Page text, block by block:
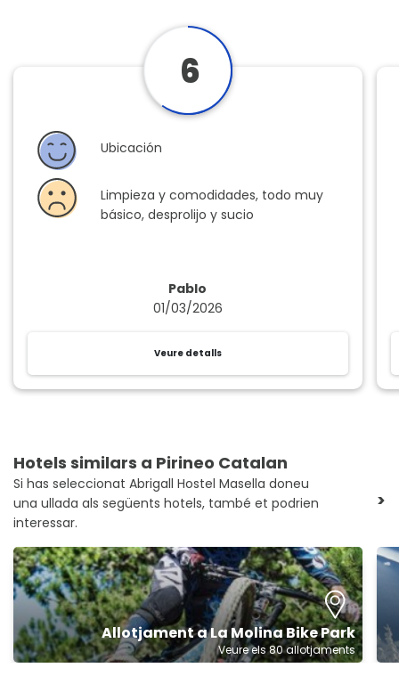
6
Pablo
01/03/2026
Ubicación
Limpieza y comodidades, todo muy
básico, desprolijo y sucio
Veure detalls
Hotels similars a Pirineo Catalan
Si has seleccionat Abrigall Hostel Masella doneu
una ullada als següents hotels, també et podrien
interessar.
>
Allotjament a La Molina Bike Park
Veure els 80 allotjaments